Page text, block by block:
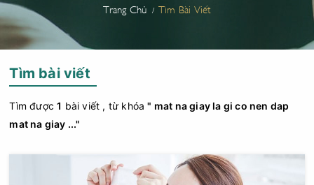
Trang Chủ Tìm Bài Viết
Tìm bài viết
Tìm được1 bài viết , từ khóa" mat na giay la gi co nen dap
mat na giay ..."